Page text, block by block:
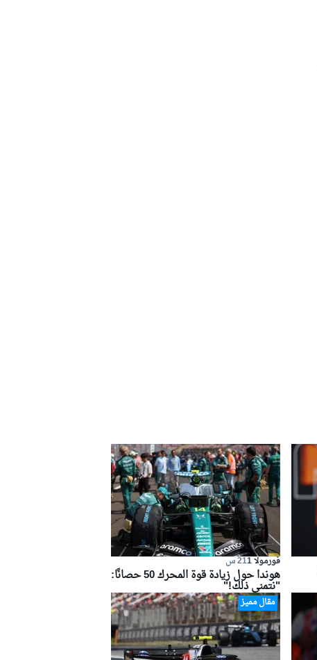
فورمولا 1 21 س
هوندا حول زيادة قوة المحرك 50 حصانًا:
"نتمنى ذلك!"
مقال مميز